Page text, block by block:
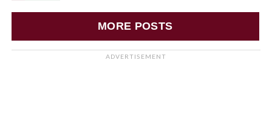
MORE POSTS
ADVERTISEMENT